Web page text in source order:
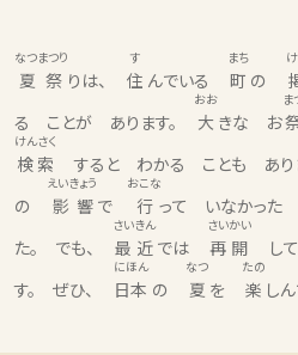
夏祭
なつまつり
りは、 住
す
んでいる 町
まち
の
る ことが あります。 大
おお
きな お
ま
検索
けんさく
すると わかる ことも あり
の 影響
えいきょう
で 行
おこな
って いなかった
た。 でも、 最近
さいきん
では 再開
さいかい
し
す。 ぜひ、 日本
にほん
の 夏
なつ
を 楽
たの
し